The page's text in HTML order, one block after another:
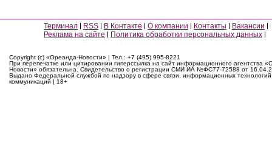
Терминал RSS В Контакте О компании Контакты
Вакансии
Реклама на сайте
Политика обработки персональных данных
Copyright (c) «Ореанда-Новости» | Тел.: +7 (495) 995-8221
При перепечатке или цитировании гиперссылка на сайт информационного агентства
Новости» обязательна. Свидетельство о регистрации СМИ ИА №ФС77-72588 от
Выдано Федеральной службой по надзору в сфере связи, информационных
коммуникаций | 18+